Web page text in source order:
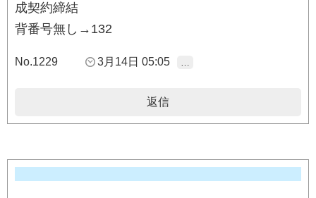
成契約締結
背番号無し→132
No.1229 3月14日 05:05
返信